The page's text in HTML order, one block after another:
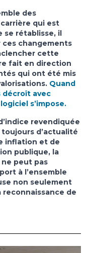
des
qui est
se rétablisse, il
ces changements
cette
fait en direction
qui ont été mis
Quand
décroît avec
s’impose.
revendiquée
toujours d’actualité
inflation et de
publique, la
peut pas
à l’ensemble
non seulement
reconnaissance de